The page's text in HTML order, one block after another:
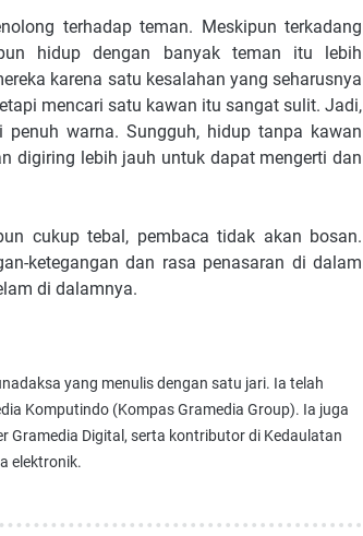
terhadap teman. Meskipun terkadang
hidup dengan banyak teman itu lebih
karena satu kesalahan yang seharusnya
mencari satu kawan itu sangat sulit. Jadi,
warna. Sungguh, hidup tanpa kawan
digiring lebih jauh untuk dapat mengerti dan
cukup tebal, pembaca tidak akan bosan.
ketegangan dan rasa penasaran di dalam
di dalamnya.
yang menulis dengan satu jari. Ia telah
Komputindo (Kompas Gramedia Group). Ia juga
Gramedia Digital, serta kontributor di Kedaulatan
elektronik.